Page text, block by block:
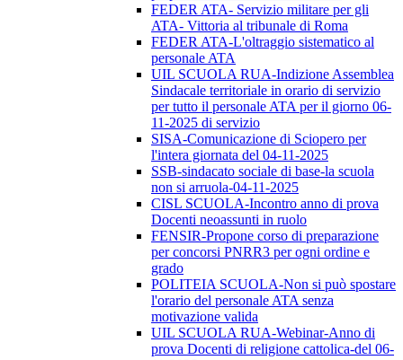
FEDER ATA- Servizio militare per gli
ATA- Vittoria al tribunale di Roma
FEDER ATA-L'oltraggio sistematico al
personale ATA
UIL SCUOLA RUA-Indizione Assemblea
Sindacale territoriale in orario di servizio
per tutto il personale ATA per il giorno 06-
11-2025 di servizio
SISA-Comunicazione di Sciopero per
l'intera giornata del 04-11-2025
SSB-sindacato sociale di base-la scuola
non si arruola-04-11-2025
CISL SCUOLA-Incontro anno di prova
Docenti neoassunti in ruolo
FENSIR-Propone corso di preparazione
per concorsi PNRR3 per ogni ordine e
grado
POLITEIA SCUOLA-Non si può spostare
l'orario del personale ATA senza
motivazione valida
UIL SCUOLA RUA-Webinar-Anno di
prova Docenti di religione cattolica-del 06-